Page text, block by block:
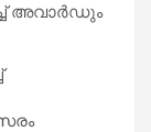
അവാർഡും